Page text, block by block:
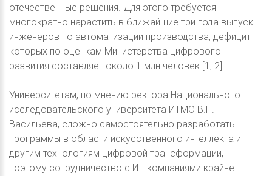
отечественные решения. Для этого требуется
многократно нарастить в ближайшие три года выпуск
инженеров по автоматизации производства, дефицит
которых по оценкам Министерства цифрового
развития составляет около 1 млн человек [1, 2].
Университетам, по мнению ректора Национального
исследовательского университета ИТМО В.Н.
Васильева, сложно самостоятельно разработать
программы в области искусственного интеллекта и
другим технологиям цифровой трансформации,
поэтому сотрудничество с ИТ-компаниями крайне